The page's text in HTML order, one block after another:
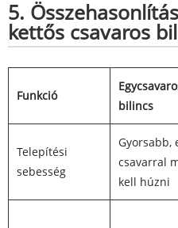
5.
kettős csavaros
Funkció
bilincs
Telepítési
sebesség
Gyorsabb,
csavarral
kell húzni